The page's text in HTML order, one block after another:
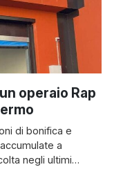
operaio Rap
di bonifica e
a
negli ultimi
una pala